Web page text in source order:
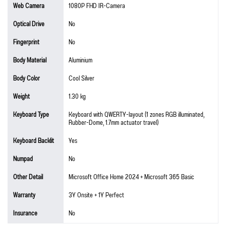
Web Camera
1080P FHD IR-Camera
Optical Drive
No
Fingerprint
No
Body Material
Aluminium
Body Color
Cool Silver
Weight
1.30 kg
Keyboard Type
Keyboard with QWERTY-layout (1 zones RGB illuminated,
Rubber-Dome, 1.7mm actuator travel)
Keyboard Backlit
Yes
Numpad
No
Other Detail
Microsoft Office Home 2024 + Microsoft 365 Basic
Warranty
3Y Onsite + 1Y Perfect
Insurance
No